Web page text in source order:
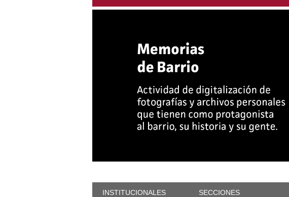
INSTITUCIONALES SECCIONES